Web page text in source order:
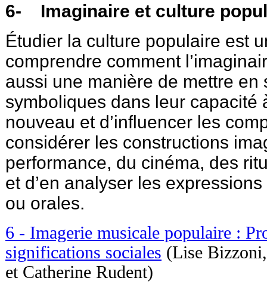
6- Imaginaire et culture
Étudier la culture populaire est
comprendre comment
aussi une manière de mettre en
symboliques dans leur capacité
nouveau et d’influencer les
considérer les constructions
performance, du cinéma, des
et d’en analyser les
ou orales.
6 - Imagerie musicale populaire :
significations sociales (Lise
et Catherine Rudent)